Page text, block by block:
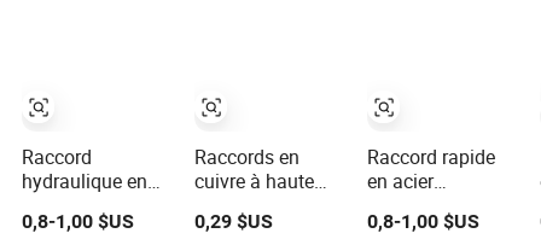
Raccord
hydraulique en
acier inoxydable,
acier au carbone,
0,8-1,00 $US
Raccords en
cuivre à haute
performance
avec filetage
0,29 $US
Raccord rapide
en acier
inoxydable forgé
en carbone,
0,8-1,00 $US